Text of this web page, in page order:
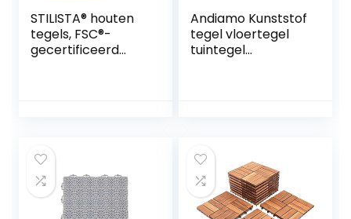
STILISTA® houten
tegels, FSC®-
gecertificeerd
Andiamo Kunststof
tegel vloertegel
tuintegel
Voordeelset:
Bestaat uit 14
tegels 2 m2,
donkergrijs